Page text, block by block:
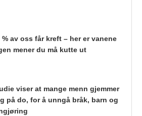
% av oss får kreft – her er vanene
mener du må kutte ut
viser at mange menn gjemmer
på do, for å unngå bråk, barn og